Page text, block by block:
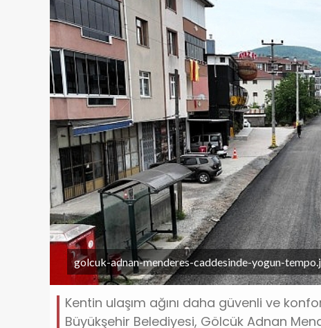
golcuk-adnan-menderes-caddesinde-yogun-
Kentin ulaşım ağını daha güvenli ve
Büyükşehir Belediyesi, Gölcük Adnan